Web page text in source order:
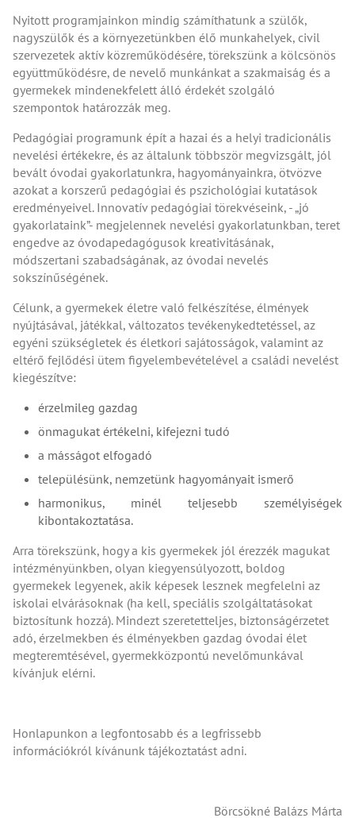
Nyitott programjainkon mindig számíthatunk a szülők,
nagyszülők és a környezetünkben élő munkahelyek, civil
szervezetek aktív közreműködésére, törekszünk a kölcsönös
együttműködésre, de nevelő munkánkat a szakmaiság és a
gyermekek mindenekfelett álló érdekét szolgáló
szempontok határozzák meg.
Pedagógiai programunk épít a hazai és a helyi tradicionális
nevelési értékekre, és az általunk többször megvizsgált, jól
bevált óvodai gyakorlatunkra, hagyományainkra, ötvözve
azokat a korszerű pedagógiai és pszichológiai kutatások
eredményeivel. Innovatív pedagógiai törekvéseink, - „jó
gyakorlataink”- megjelennek nevelési gyakorlatunkban, teret
engedve az óvodapedagógusok kreativitásának,
módszertani szabadságának, az óvodai nevelés
sokszínűségének.
Célunk, a gyermekek életre való felkészítése, élmények
nyújtásával, játékkal, változatos tevékenykedtetéssel, az
egyéni szükségletek és életkori sajátosságok, valamint az
eltérő fejlődési ütem figyelembevételével a családi nevelést
kiegészítve:
érzelmileg gazdag
önmagukat értékelni, kifejezni tudó
a másságot elfogadó
településünk, nemzetünk hagyományait ismerő
harmonikus, minél teljesebb személyiségek
kibontakoztatása.
Arra törekszünk, hogy a kis gyermekek jól érezzék magukat
intézményünkben, olyan kiegyensúlyozott, boldog
gyermekek legyenek, akik képesek lesznek megfelelni az
iskolai elvárásoknak (ha kell, speciális szolgáltatásokat
biztosítunk hozzá). Mindezt szeretetteljes, biztonságérzetet
adó, érzelmekben és élményekben gazdag óvodai élet
megteremtésével, gyermekközpontú nevelőmunkával
kívánjuk elérni.
Honlapunkon a legfontosabb és a legfrissebb
információkról kívánunk tájékoztatást adni.
Börcsökné Balázs Márta